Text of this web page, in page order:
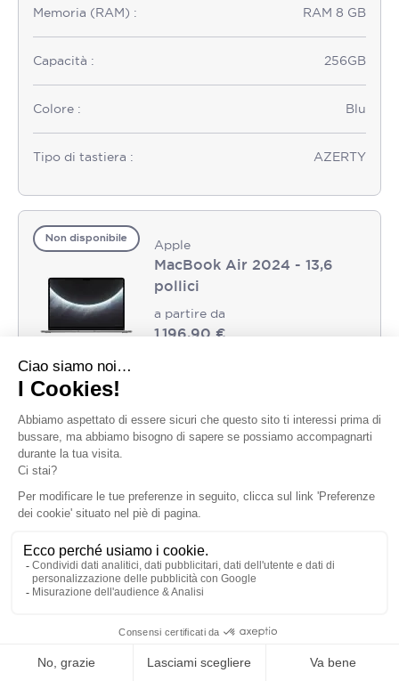
Memoria (RAM) : RAM 8 GB
Capacità : 256GB
Colore : Blu
Tipo di tastiera : AZERTY
Non disponibile Apple
MacBook Air 2024 - 13,6
pollici
a partire da
1.196,90 €
Processore e scheda
grafica :
Memoria (RAM) : RAM 8 GB
Capacità : 256GB
Tipo di tastiera :
Non disponibile